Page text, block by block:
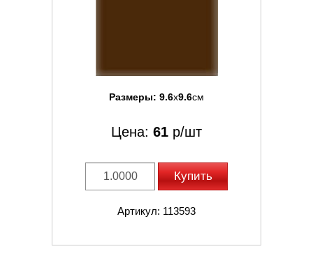
Размеры: 9.6x9.6см
Цена: 61 р/шт
Купить
Артикул: 113593